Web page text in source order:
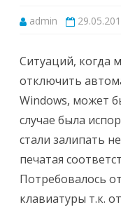
admin
Ситуаций, когда
отключить
Windows, может
случае была
стали залипать
печатая
Потребовалось
клавиатуры т.к.